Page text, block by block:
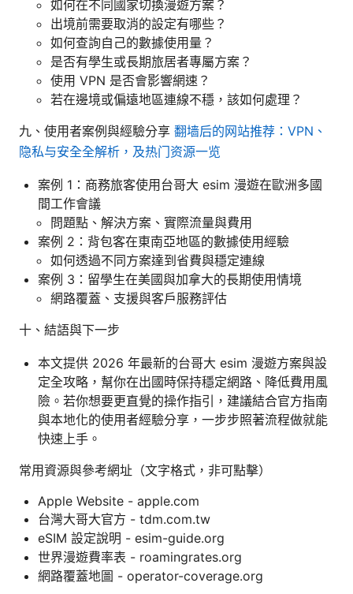
如何在不同國家切換漫遊方案？
出境前需要取消的設定有哪些？
如何查詢自己的數據使用量？
是否有學生或長期旅居者專屬方案？
使用 VPN 是否會影響網速？
若在邊境或偏遠地區連線不穩，該如何處理？
九、使用者案例與經驗分享 翻墙后的网站推荐：VPN、
隐私与安全全解析，及热门资源一览
案例 1：商務旅客使用台哥大 esim 漫遊在歐洲多國
間工作會議
問題點、解決方案、實際流量與費用
案例 2：背包客在東南亞地區的數據使用經驗
如何透過不同方案達到省費與穩定連線
案例 3：留學生在美國與加拿大的長期使用情境
網路覆蓋、支援與客戶服務評估
十、結語與下一步
本文提供 2026 年最新的台哥大 esim 漫遊方案與設
定全攻略，幫你在出國時保持穩定網路、降低費用風
險。若你想要更直覺的操作指引，建議結合官方指南
與本地化的使用者經驗分享，一步步照著流程做就能
快速上手。
常用資源與參考網址（文字格式，非可點擊）
Apple Website - apple.com
台灣大哥大官方 - tdm.com.tw
eSIM 設定說明 - esim-guide.org
世界漫遊費率表 - roamingrates.org
網路覆蓋地圖 - operator-coverage.org